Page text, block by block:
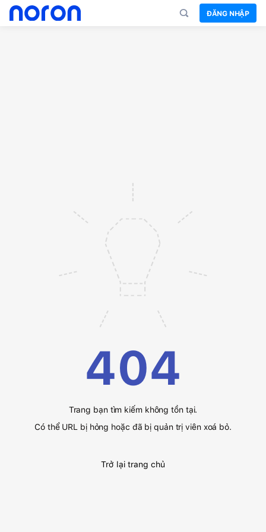
ĐĂNG NHẬP
404
Trang bạn tìm kiếm không tồn tại.
Có thể URL bị hỏng hoặc đã bị quản trị viên xoá bỏ.
Trở lại trang chủ